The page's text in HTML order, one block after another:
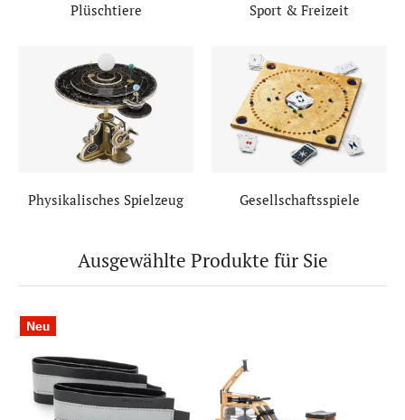
Plüschtiere Sport & Freizeit
Physikalisches Spielzeug Gesellschaftsspiele
Ausgewählte Produkte für Sie
Neu